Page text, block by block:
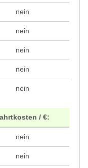
nein
nein
nein
nein
nein
/ €:
nein
nein